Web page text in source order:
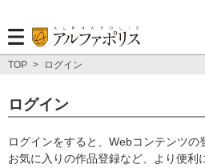
TOP > ログイン
ログイン
ログインをすると、Webコンテンツの
お気に入りの作品登録など、より便利